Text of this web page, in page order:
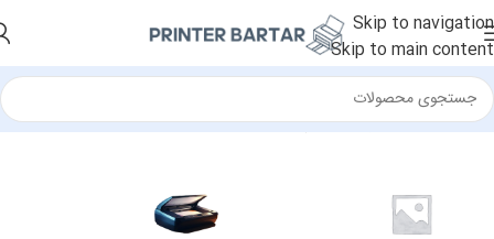
Skip to navigation
Skip to main content
خانه/محصولات برچسب خورده “HP 117A”